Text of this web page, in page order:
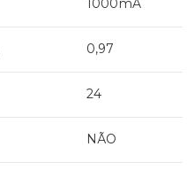
1000mA
0,97
24
NÃO